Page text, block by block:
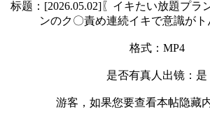
标题：[2026.05.02]〖イキたい放題プラ
ンのク〇責め連続イキで意識が
格式：MP4
是否有真人出镜：是
游客，如果您要查看本帖隐藏